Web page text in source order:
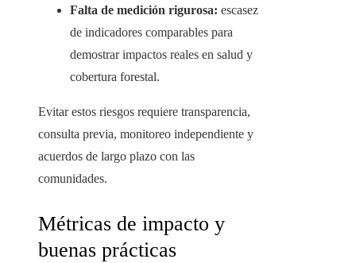
Falta de medición rigurosa: escasez
de indicadores comparables para
demostrar impactos reales en salud y
cobertura forestal.
Evitar estos riesgos requiere transparencia,
consulta previa, monitoreo independiente y
acuerdos de largo plazo con las
comunidades.
Métricas de impacto y
buenas prácticas